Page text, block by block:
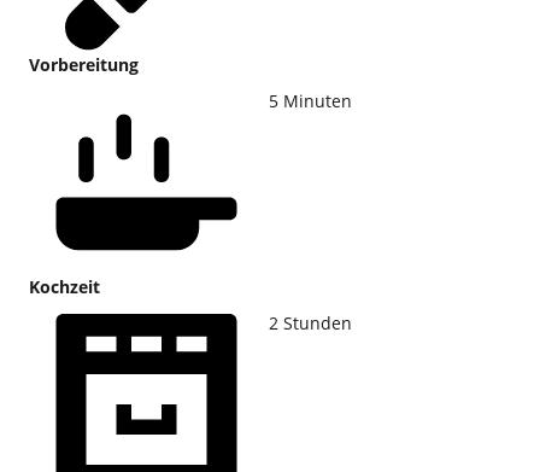
Vorbereitung
Kochzeit
5 Minuten
2 Stunden